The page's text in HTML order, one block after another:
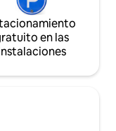
en las